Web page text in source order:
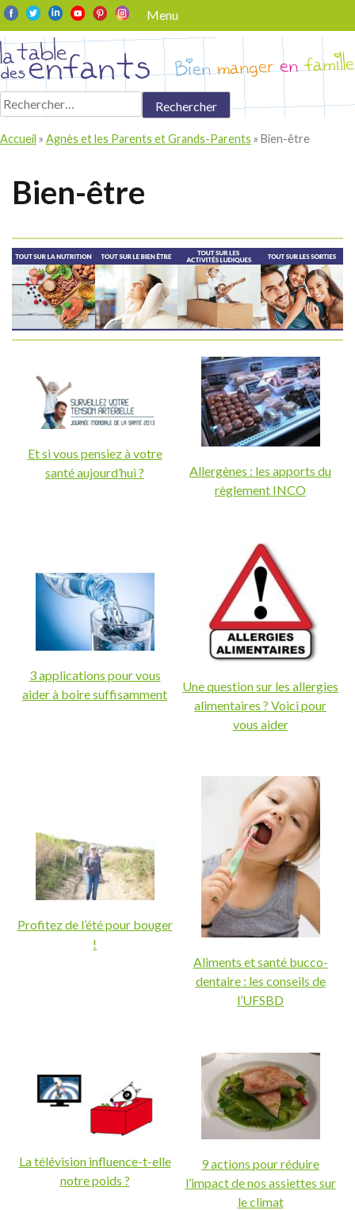
Skip
to
content
Menu
Rechercher :
Accueil » Agnès et les Parents et Grands-Parents » Bien-être
Bien-être
Et si vous pensiez à votre
santé aujourd’hui ?
Allergènes : les apports du
règlement INCO
3 applications pour vous
aider à boire suffisamment
Une question sur les allergies
alimentaires ? Voici pour
vous aider
Profitez de l’été pour bouger
!
Aliments et santé bucco-
dentaire : les conseils de
l’UFSBD
La télévision influence-t-elle
notre poids ?
9 actions pour réduire
l’impact de nos assiettes sur
le climat